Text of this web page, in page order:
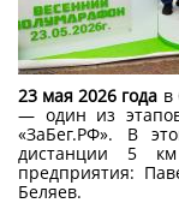
23 мая 2026 года в
— один из этапов
«ЗаБег.РФ». В
дистанции 5 км
предприятия:
Беляев.